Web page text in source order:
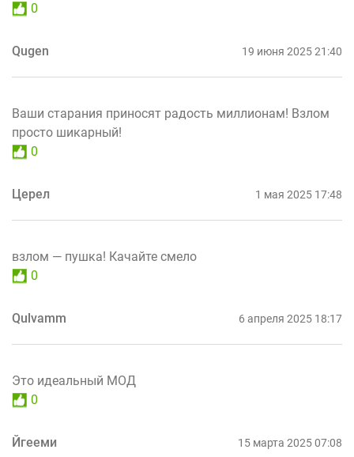
0
Qugen 19 июня 2025 21:40
Ваши старания приносят радость миллионам! Взлом
просто шикарный!
0
Церел 1 мая 2025 17:48
взлом — пушка! Качайте смело
0
Qulvamm 6 апреля 2025 18:17
Это идеальный МОД
0
Йгееми 15 марта 2025 07:08